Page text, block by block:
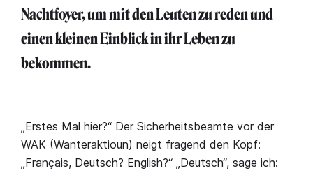
Nachtfoyer, um mit den Leuten zu reden und
einen kleinen Einblick in ihr Leben zu
bekommen.
„Erstes Mal hier?“ Der Sicherheitsbeamte vor der
WAK (Wanteraktioun) neigt fragend den Kopf:
„Français, Deutsch? English?“ „Deutsch“, sage ich: